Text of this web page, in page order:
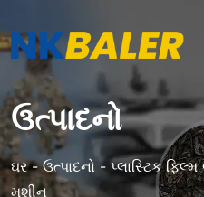
ઉત્પાદનો
ઘર-ઉત્પાદનો - પ્લાસ્ટિક
મશીન